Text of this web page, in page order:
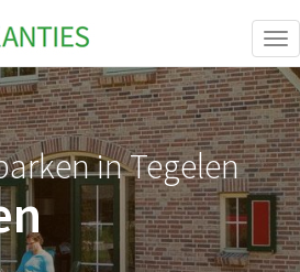
in Tegelen